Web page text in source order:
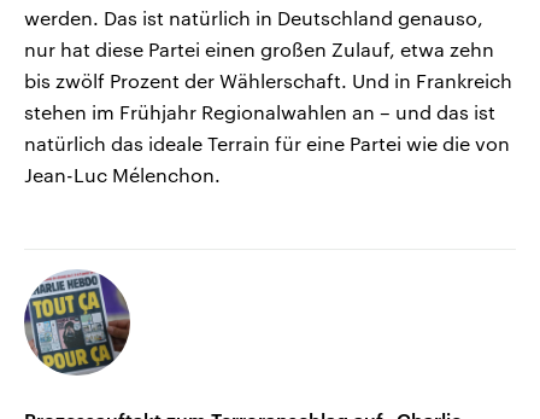
werden. Das ist natürlich in Deutschland genauso,
nur hat diese Partei einen großen Zulauf, etwa zehn
bis zwölf Prozent der Wählerschaft. Und in Frankreich
stehen im Frühjahr Regionalwahlen an – und das ist
natürlich das ideale Terrain für eine Partei wie die von
Jean-Luc Mélenchon.